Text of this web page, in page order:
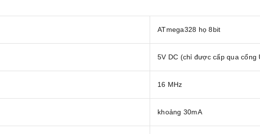
ATmega328 họ 8bit
5V DC (chỉ được cấp qua cổng
16 MHz
khoảng 30mA